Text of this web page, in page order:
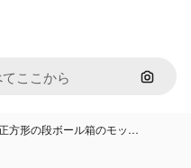
画像で
方形の段ボール箱のモッ…